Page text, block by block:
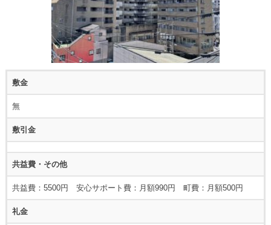
敷金
無
敷引金
共益費・その他
共益費：5500円 安心サポート費：月額990円 町費：月額500円
礼金